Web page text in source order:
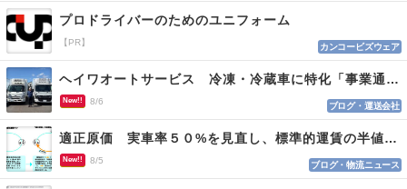
プロドライバーのためのユニフォーム
【PR】 カンコービズウェア
ヘイワオートサービス 冷凍・冷蔵車に特化「事業通じ貢献目指す」
New!! 8/6 ブログ・運送会社
適正原価 実車率５０%を見直し、標準的運賃の半値の恐れも
New!! 8/5 ブログ・物流ニュース